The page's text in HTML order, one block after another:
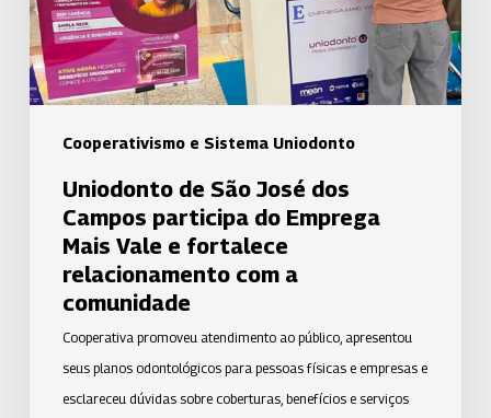
Cooperativismo e Sistema Uniodonto
participa
do
Emprega
Mais
Vale
fortalece
relacionamento
com
Uniodonto de São José dos
Campos participa do Emprega
Mais Vale e fortalece
relacionamento com a
comunidade
Cooperativa promoveu atendimento ao público, apresentou
seus planos odontológicos para pessoas físicas e empresas e
esclareceu dúvidas sobre coberturas, benefícios e serviços